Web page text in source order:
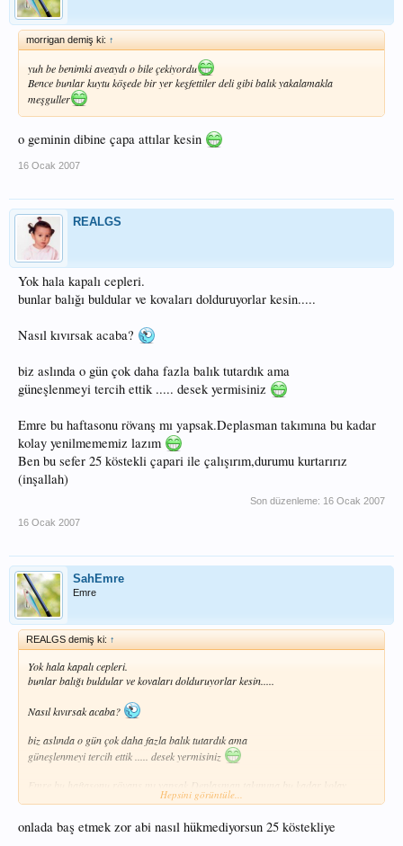
morrigan demiş ki: ↑
yuh be benimki aveaydı o bile çekiyordu
Bence bunlar kuytu köşede bir yer keşfettiler deli gibi balık yakalamakla
meşguller
o geminin dibine çapa attılar kesin
16 Ocak 2007
REALGS
Yok hala kapalı cepleri.
bunlar balığı buldular ve kovaları dolduruyorlar kesin.....
Nasıl kıvırsak acaba?
biz aslında o gün çok daha fazla balık tutardık ama
güneşlenmeyi tercih ettik ..... desek yermisiniz
Emre bu haftasonu rövanş mı yapsak.Deplasman takımına bu kadar
kolay yenilmememiz lazım
Ben bu sefer 25 köstekli çapari ile çalışırım,durumu kurtarırız
(inşallah)
Son düzenleme: 16 Ocak 2007
16 Ocak 2007
SahEmre
Emre
REALGS demiş ki: ↑
Yok hala kapalı cepleri.
bunlar balığı buldular ve kovaları dolduruyorlar kesin.....
Nasıl kıvırsak acaba?
biz aslında o gün çok daha fazla balık tutardık ama
güneşlenmeyi tercih ettik ..... desek yermisiniz
yenilmememiz lazım
Hepsini görüntüle...
onlada baş etmek zor abi nasıl hükmediyorsun 25 köstekliye